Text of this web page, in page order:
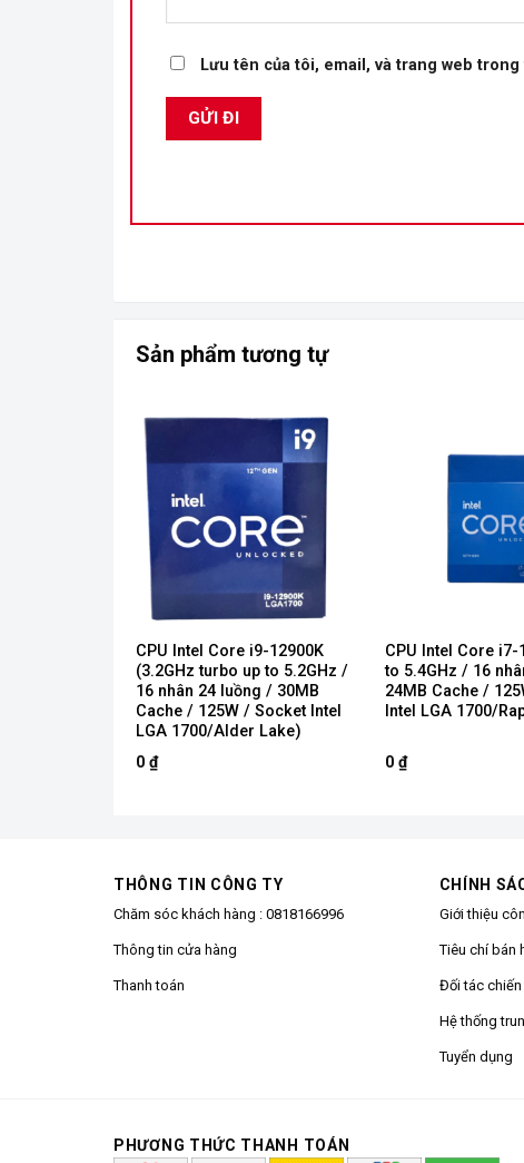
Lưu tên của tôi, email, và trang web
Sản phẩm tương tự
CPU Intel Core i9-12900K
(3.2GHz turbo up to 5.2GHz /
16 nhân 24 luồng / 30MB
Cache / 125W / Socket Intel
LGA 1700/Alder Lake)
0 ₫
CPU Intel Core i7-
to 5.4GHz / 16
24MB Cache /
Intel LGA 1700/
0 ₫
THÔNG TIN CÔNG TY
Chăm sóc khách hàng : 0818166996
Thông tin cửa hàng
Thanh toán
CHÍNH
Giới thiệu
Tiêu chí bán
Đối tác
Hệ thống
Tuyển dụng
PHƯƠNG THỨC THANH TOÁN